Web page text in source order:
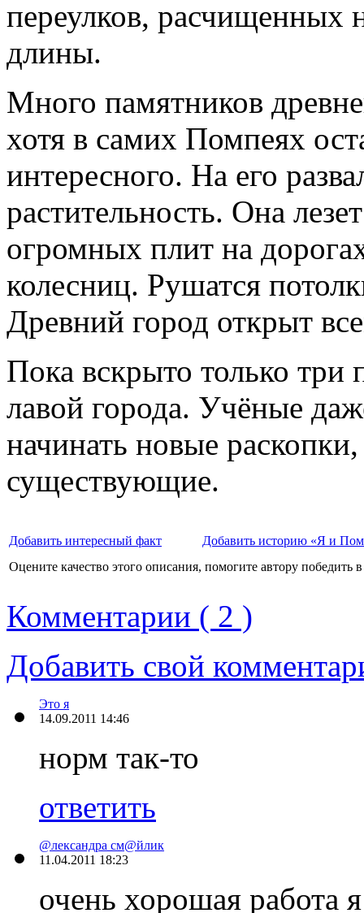
переулков, расчищенных
длины.
Много памятников
хотя в самих Помпеях
интересного. На его
растительность. Она
огромных плит на
колесниц. Рушатся
Древний город открыт
Пока вскрыто только три
лавой города. Учёные
начинать новые
существующие.
Добавить интересный факт
Добавить историю «Я и
Оцените качество этого описания, помогите автору победить
Комментарии ( 2 )
Добавить свой
Это я
14.09.2011 14:46
норм так-то
ответить
@лександра см@йлик
11.04.2011 18:23
очень хорошая работа